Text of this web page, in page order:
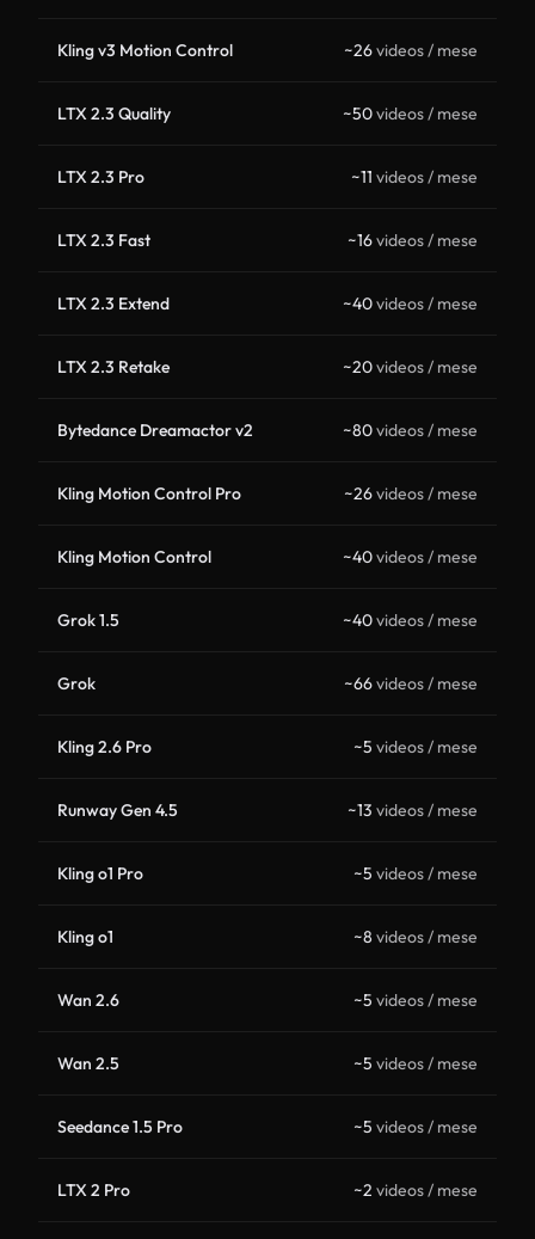
Kling v3 Motion Control ~26videos / mese
LTX 2.3 Quality ~50videos / mese
LTX 2.3 Pro ~11 videos / mese
LTX 2.3 Fast ~16videos / mese
LTX 2.3 Extend ~40videos / mese
LTX 2.3 Retake ~20videos / mese
Bytedance Dreamactor v2 ~80videos / mese
Kling Motion Control Pro ~26videos / mese
Kling Motion Control ~40videos / mese
Grok 1.5 ~40videos / mese
Grok ~66videos / mese
Kling 2.6 Pro ~5 videos / mese
Runway Gen 4.5 ~13 videos / mese
Kling o1 Pro ~5 videos / mese
Kling o1 ~8 videos / mese
Wan 2.6 ~5 videos / mese
Wan 2.5 ~5 videos / mese
Seedance 1.5 Pro ~5 videos / mese
LTX 2 Pro ~2 videos / mese